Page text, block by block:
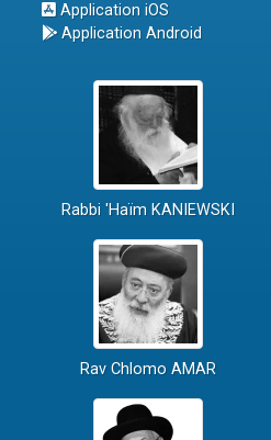
Application iOS
Application Android
Rabbi 'Haïm KANIEWSKI
Rav Chlomo AMAR